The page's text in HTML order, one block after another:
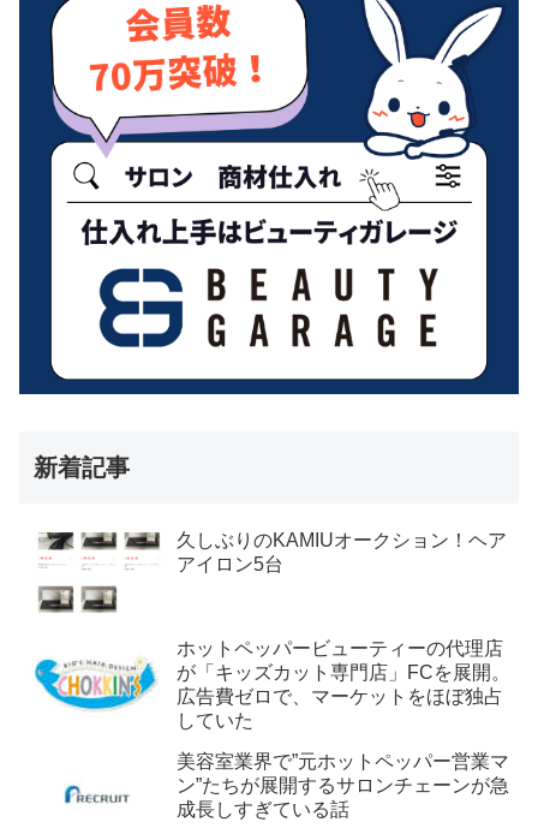
新着記事
久しぶりのKAMIUオークション！ヘア
アイロン5台
ホットペッパービューティーの代理店
が「キッズカット専門店」FCを展開。
広告費ゼロで、マーケットをほぼ独占
していた
美容室業界で”元ホットペッパー営業マ
ン”たちが展開するサロンチェーンが急
成長しすぎている話